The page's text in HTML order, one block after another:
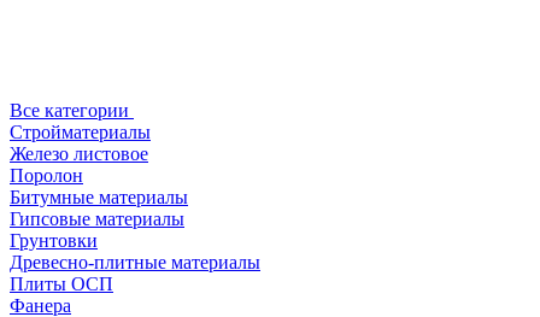
Все категории
Стройматериалы
Железо листовое
Поролон
Битумные материалы
Гипсовые материалы
Грунтовки
Древесно-плитные материалы
Плиты ОСП
Фанера